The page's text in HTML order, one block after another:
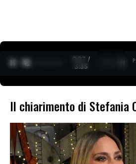
0:28 /
3:35
Il chiarimento di Stefania